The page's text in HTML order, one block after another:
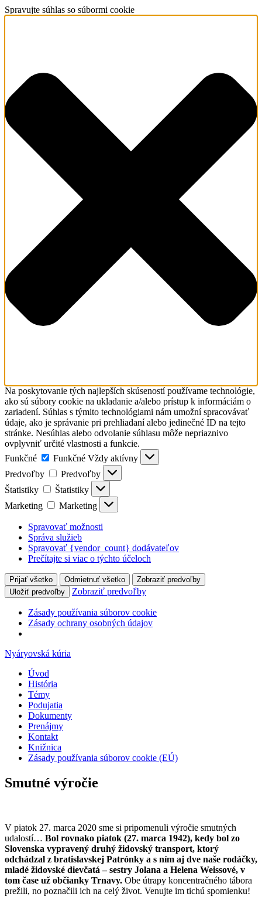
Spravujte súhlas so súbormi cookie
Na poskytovanie tých najlepších skúseností používame technológie,
ako sú súbory cookie na ukladanie a/alebo prístup k informáciám o
zariadení. Súhlas s týmito technológiami nám umožní spracovávať
údaje, ako je správanie pri prehliadaní alebo jedinečné ID na tejto
stránke. Nesúhlas alebo odvolanie súhlasu môže nepriaznivo
ovplyvniť určité vlastnosti a funkcie.
Funkčné
Funkčné Vždy aktívny
Predvoľby
Predvoľby
Štatistiky
Štatistiky
Marketing
Marketing
Spravovať možnosti
Správa služieb
Spravovať {vendor_count} dodávateľov
Prečítajte si viac o týchto účeloch
Prijať všetko Odmietnuť všetko
Zobraziť predvoľby
Uložiť predvoľby
Zobraziť predvoľby
Zásady používania súborov cookie
Zásady ochrany osobných údajov
Nyáryovská kúria
Úvod
História
Témy
Podujatia
Dokumenty
Prenájmy
Kontakt
Knižnica
Zásady používania súborov cookie (EÚ)
Smutné výročie
V piatok 27. marca 2020 sme si pripomenuli výročie smutných
udalostí… Bol rovnako piatok (27. marca 1942), kedy bol zo
Slovenska vypravený druhý židovský transport, ktorý
odchádzal z bratislavskej Patrónky a s ním aj dve naše rodáčky,
mladé židovské dievčatá – sestry Jolana a Helena Weissové, v
tom čase už občianky Trnavy. Obe útrapy koncentračného tábora
prežili, no poznačili ich na celý život. Venujte im tichú spomienku!